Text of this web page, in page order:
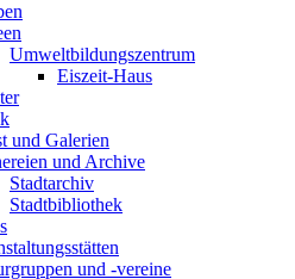
Umweltbildungszentrum
Eiszeit-Haus
und Galerien
und Archive
Stadtarchiv
Stadtbibliothek
und -vereine